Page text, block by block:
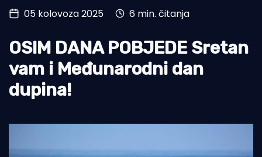
Turizam i nautika
Pomorstvo
Ribolov
Ekologija
05 kolovoza 2025 6 min. čitanja
OSIM DANA POBJEDE Sretan
vam i Međunarodni dan
dupina!